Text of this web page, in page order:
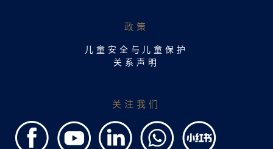
政策
儿童安全与儿童保护
关系声明
关注我们